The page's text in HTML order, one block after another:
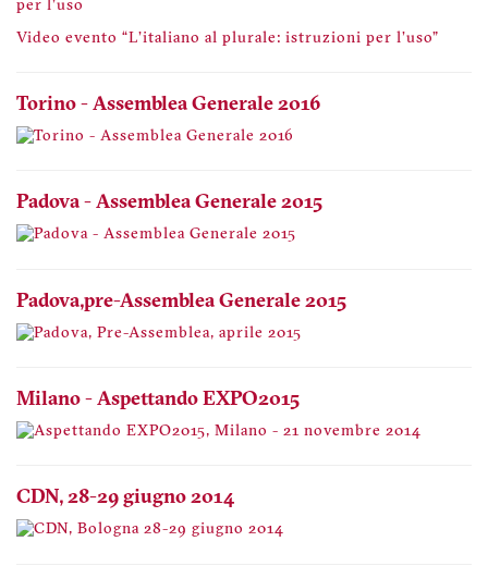
Video evento “L'italiano al plurale: istruzioni per l'uso"
Torino - Assemblea Generale 2016
Padova - Assemblea Generale 2015
Padova, pre-Assemblea Generale 2015
Milano - Aspettando EXPO2015
CDN, 28-29 giugno 2014